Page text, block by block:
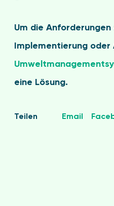
Um die
Implementierung oder
eine Lösung.
Teilen Email